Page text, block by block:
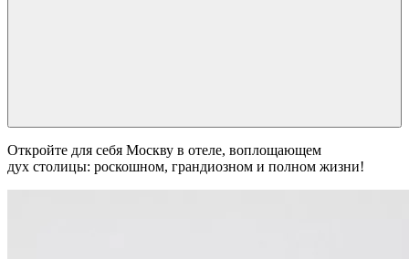
Откройте для себя Москву в отеле, воплощающем
дух столицы: роскошном, грандиозном и полном жизни!